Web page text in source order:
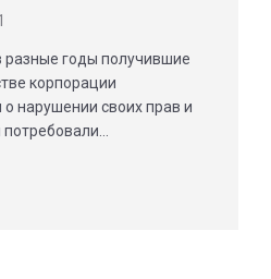
разные годы получившие
корпорации
нарушении своих прав и